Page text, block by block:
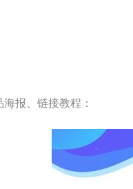
报、链接教程：